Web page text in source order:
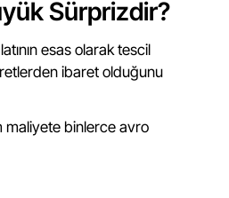
Sürprizdir?
esas olarak tescil
ibaret olduğunu
maliyete binlerce avro